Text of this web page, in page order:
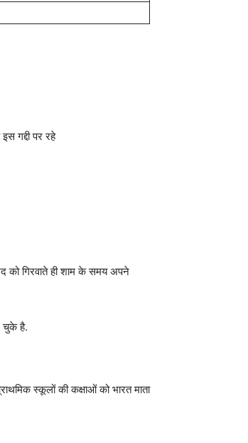
गद्दी पर रहे
को गिरवाते ही शाम के समय अपने
चुके है.
स्कूलों की कक्षाओं को भारत माता